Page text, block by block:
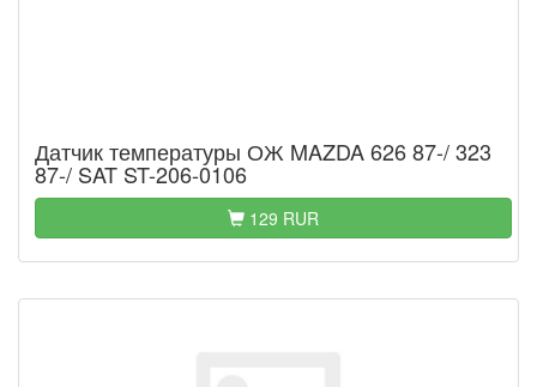
Датчик температуры ОЖ MAZDA 626 87-/ 323
87-/ SAT ST-206-0106
129 RUR